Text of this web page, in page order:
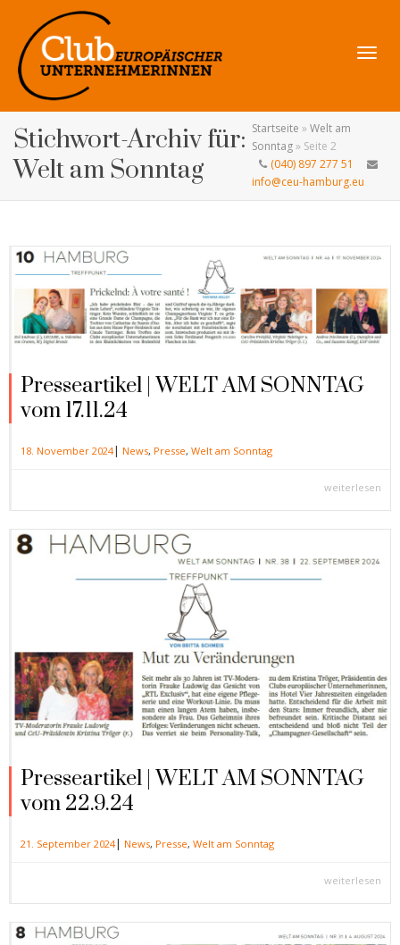
Stichwort-Archiv für:
Welt am Sonntag
Startseite » Welt am
Sonntag» Seite 2
(040) 897 277 51
info@ceu-hamburg.eu
Presseartikel | WELT AM SONNTAG
vom 17.11.24
18. November 2024| News, Presse, Welt am Sonntag
weiterlesen
Presseartikel | WELT AM SONNTAG
vom 22.9.24
21. September 2024| News, Presse, Welt am Sonntag
weiterlesen